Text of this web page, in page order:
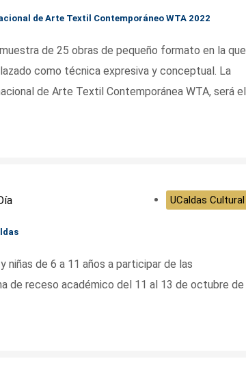
de Arte Textil Contemporáneo WTA 2022
de 25 obras de pequeño formato en la que
como técnica expresiva y conceptual. La
de Arte Textil Contemporánea WTA, será el
UCaldas Cultural
niñas de 6 a 11 años a participar de las
de receso académico del 11 al 13 de octubre de